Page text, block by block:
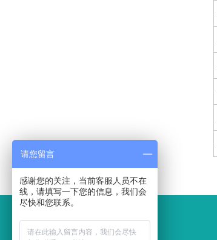
联系我们
请您留言
感谢您的关注，当前客服人员不在
线，请填写一下您的信息，我们会
尽快和您联系。